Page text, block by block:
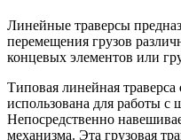
Линейные траверсы
перемещения грузов
концевых элементов или
Типовая линейная траверса
использована для работы с
Непосредственно
механизма. Эта грузовая